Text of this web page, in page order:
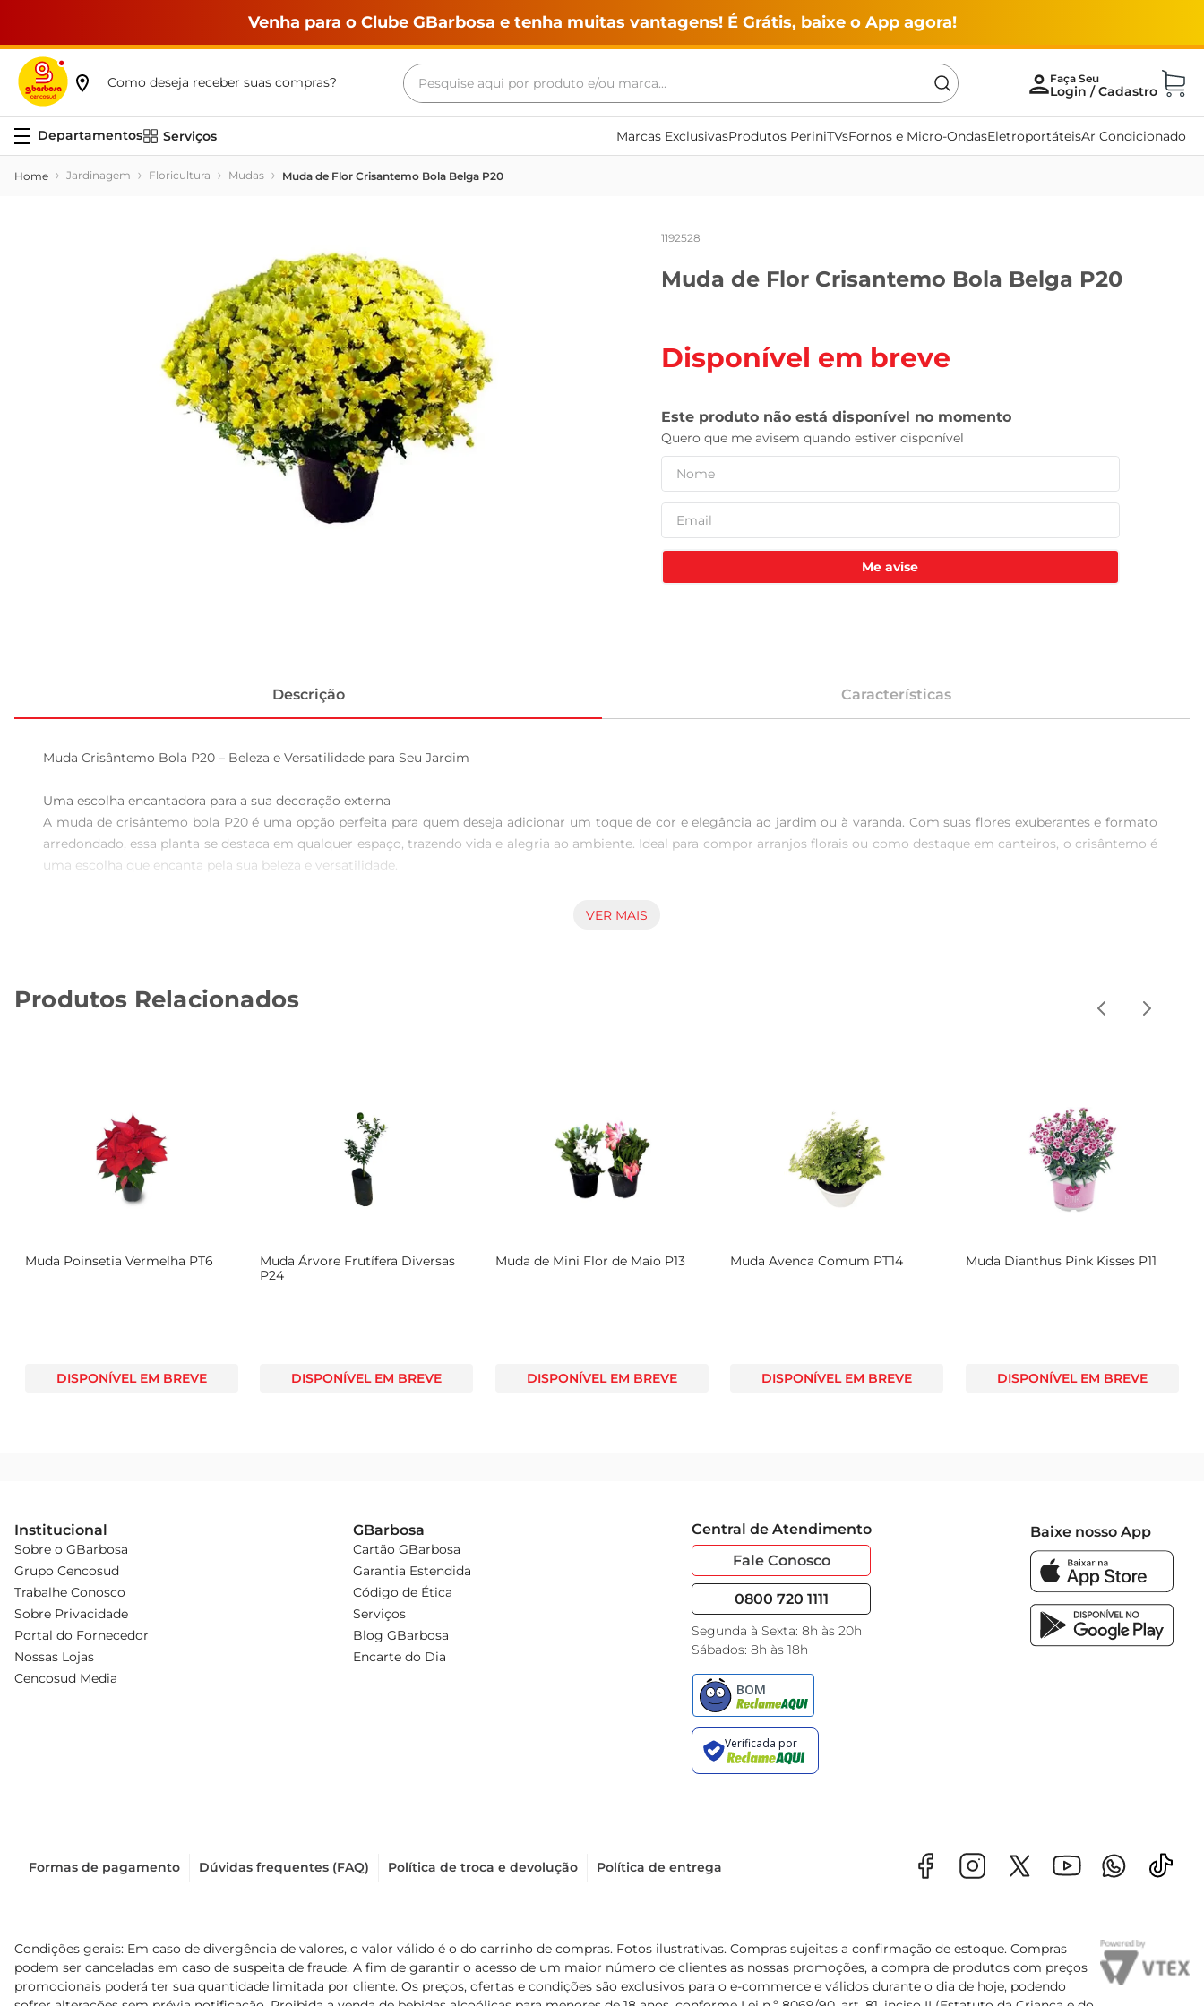
Venha para o Clube GBarbosa e tenha muitas vantagens! É Grátis, baixe o App agora!
Como deseja receber suas compras?
Pesquise aqui por produto e/ou marca...
Serviços Marcas ExclusivasProdutos PeriniTVsFornos e Micro-OndasEletroportáteisAr Condicionado
Jardinagem Floricultura Mudas Muda de Flor Crisantemo Bola Belga P20
1192528
Muda de Flor Crisantemo Bola Belga P20
Disponível em breve
Me avise
Descrição Características
Muda Crisântemo Bola P20 – Beleza e Versatilidade para Seu Jardim
Uma escolha encantadora para a sua decoração externa
A muda de crisântemo bola P20 é uma opção perfeita para quem deseja adicionar um toque de cor e elegância ao jardim ou à varanda. Com suas flores exuberantes e formato
arredondado, essa planta se destaca em qualquer espaço, trazendo vida e alegria ao ambiente. Ideal para compor arranjos florais ou como destaque em canteiros, o crisântemo é
uma escolha que encanta pela sua beleza e versatilidade.
Versatilidade na decoração
Esta muda é perfeita para diversos estilos de jardinagem, desde os mais clássicos até os mais modernos. Pode ser utilizada em vasos, jardineiras ou diretamente no solo,
permitindo que você crie composições únicas e personalizadas. Além disso, o crisântemo é uma excelente opção para presentear, trazendo um toque especial e colorido para
qualquer ocasião.
A muda de crisântemo bola P20 possui um porte compacto, ideal para pequenos espaços. Com um crescimento controlado, ela se adapta facilmente a diferentes ambientes, seja
em áreas externas ou internas, desde que receba a luz adequada. A planta apresenta folhas verdes escuras e flores em diversas tonalidades, proporcionando um espetáculo visual
VER MAIS
Produtos Relacionados
Muda Poinsetia Vermelha PT6
DISPONÍVEL EM BREVE
Muda Árvore Frutífera Diversas
P24
DISPONÍVEL EM BREVE
Muda de Mini Flor de Maio P13
DISPONÍVEL EM BREVE
Muda Avenca Comum PT14
DISPONÍVEL EM BREVE
Muda Dianthus Pink Kisses P11
DISPONÍVEL EM BREVE
Institucional
Sobre o GBarbosa
Grupo Cencosud
Trabalhe Conosco
Sobre Privacidade
Portal do Fornecedor
Nossas Lojas
Cencosud Media
GBarbosa
Cartão GBarbosa
Garantia Estendida
Código de Ética
Serviços
Blog GBarbosa
Encarte do Dia
Central de Atendimento
Fale Conosco
0800 720 1111
Segunda à Sexta: 8h às 20h
Sábados: 8h às 18h
Baixe nosso App
Formas de pagamento Dúvidas frequentes (FAQ) Política de troca e devolução Política de entrega
Condições gerais: Em caso de divergência de valores, o valor válido é o do carrinho de compras. Fotos ilustrativas. Compras sujeitas a confirmação de estoque. Compras
podem ser canceladas em caso de suspeita de fraude. A fim de garantir o acesso de um maior número de clientes as nossas promoções, a compra de produtos com preços
promocionais poderá ter sua quantidade limitada por cliente. Os preços, ofertas e condições são exclusivos para o e-commerce e válidos durante o dia de hoje, podendo
Termos mais buscados
maquina lavar
frango
leite
vinho
leite pó
celular